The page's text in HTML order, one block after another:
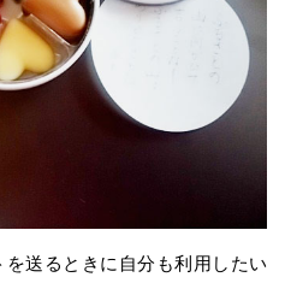
送るときに自分も利用したい